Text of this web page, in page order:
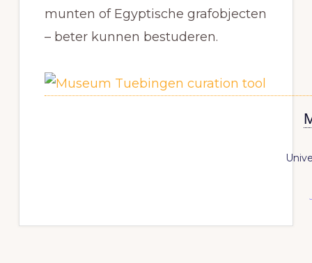
munten of Egyptische grafobjecten
– beter kunnen bestuderen.